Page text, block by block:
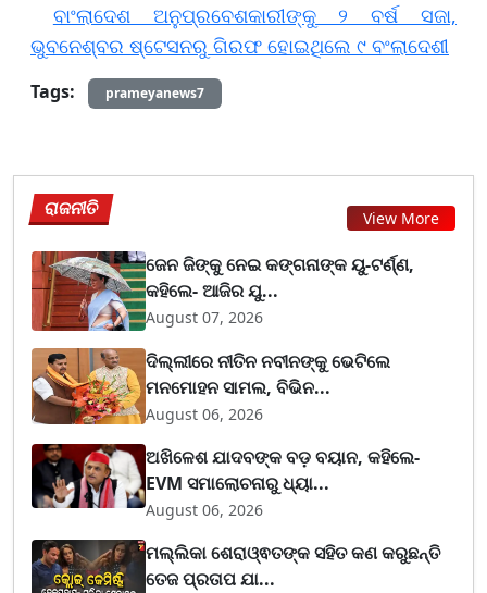
ବାଂଲାଦେଶ ଅନୁପ୍ରବେଶକାରୀଙ୍କୁ ୨ ବର୍ଷ ସଜା,
ଭୁବନେଶ୍ବର ଷ୍ଟେସନରୁ ଗିରଫ ହୋଇଥିଲେ ୯ ବଂଲାଦେଶୀ
Tags: prameyanews7
ରାଜନୀତି View More
ଜେନ ଜିଙ୍କୁ ନେଇ କଙ୍ଗନାଙ୍କ ୟୁ-ଟର୍ଣ୍ଣ,
କହିଲେ- ଆଜିର ଯୁ...
August 07, 2026
ଦିଲ୍ଲୀରେ ନୀତିନ ନବୀନଙ୍କୁ ଭେଟିଲେ
ମନମୋହନ ସାମଲ, ବିଭିନ...
August 06, 2026
ଅଖିଳେଶ ଯାଦବଙ୍କ ବଡ଼ ବୟାନ, କହିଲେ-
EVM ସମାଲୋଚନାରୁ ଧ୍ୟା...
August 06, 2026
ମଲ୍ଲିକା ଶେରାଓ୍ଵତଙ୍କ ସହିତ କଣ କରୁଛନ୍ତି
ତେଜ ପ୍ରତାପ ଯା...